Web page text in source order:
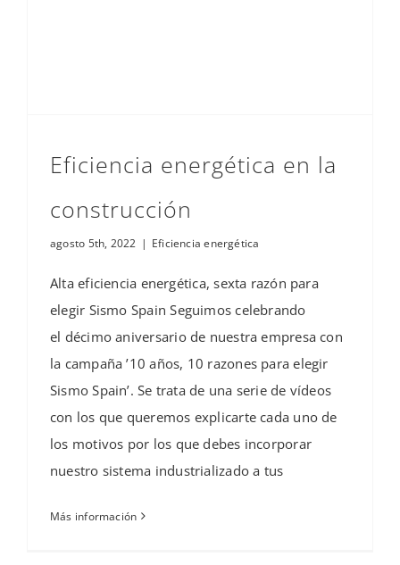
Eficiencia energética en la
construcción
agosto 5th, 2022 | Eficiencia energética
Alta eficiencia energética, sexta razón para
elegir Sismo Spain Seguimos celebrando
el décimo aniversario de nuestra empresa con
la campaña ’10 años, 10 razones para elegir
Sismo Spain’. Se trata de una serie de vídeos
con los que queremos explicarte cada uno de
los motivos por los que debes incorporar
nuestro sistema industrializado a tus
Más información